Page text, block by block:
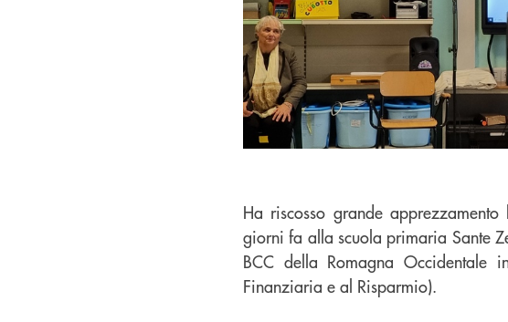
Ha riscosso grande
giorni fa alla scuola primaria Sante
BCC della Romagna Occidentale
Finanziaria e al Risparmio).